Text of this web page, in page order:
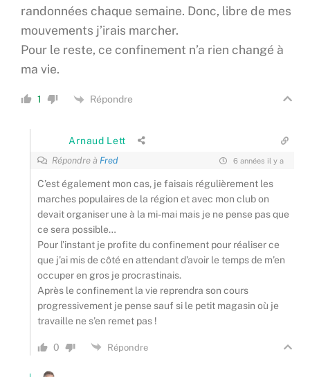
randonnées chaque semaine. Donc, libre de mes
mouvements j’irais marcher.
Pour le reste, ce confinement n’a rien changé à
ma vie.
1 Répondre
Arnaud Lett
Répondre àFred 6 années il y a
C’est également mon cas, je faisais régulièrement les
marches populaires de la région et avec mon club on
devait organiser une à la mi-mai mais je ne pense pas que
ce sera possible…
Pour l’instant je profite du confinement pour réaliser ce
que j’ai mis de côté en attendant d’avoir le temps de m’en
occuper en gros je procrastinais.
Après le confinement la vie reprendra son cours
progressivement je pense sauf si le petit magasin où je
travaille ne s’en remet pas !
0 Répondre